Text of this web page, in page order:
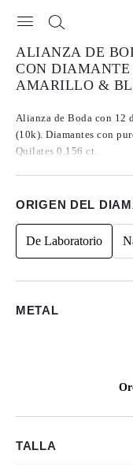
ALIANZA DE
CON DIAMANTE
AMARILLO &
Alianza de Boda con 12
(10k). Diamantes con
Quilates 0.156 ct.
ORIGEN DEL
De Laboratorio
METAL
TALLA